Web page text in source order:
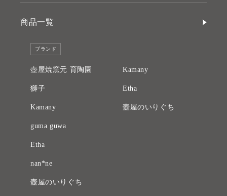
商品一覧
ブランド
壺屋焼窯元 育陶園
獅子
Kamany
guma guwa
Etha
nan*ne
壺屋のいりぐち
Kamany
Etha
壺屋のいりぐち